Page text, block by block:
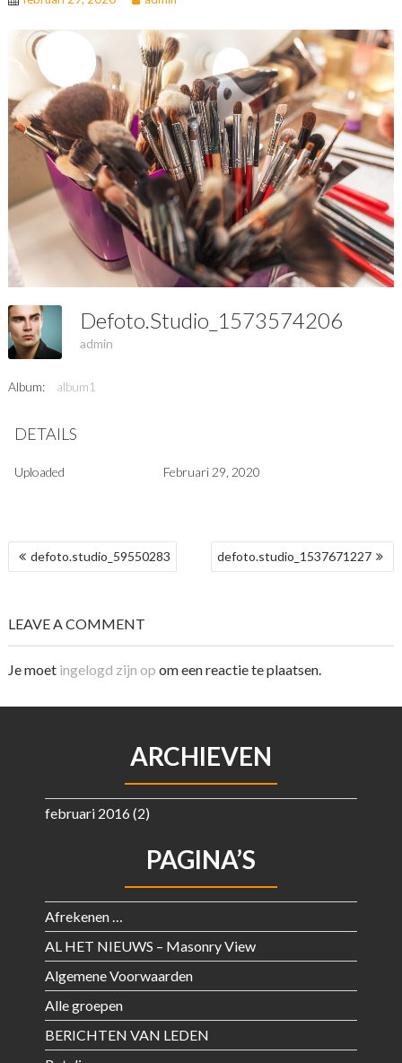
Defoto.studio_1573574206
admin
Album: album1
DETAILS
Uploaded Februari 29, 2020
BERICHT
NAVIGATIE
defoto.studio_59550283 defoto.studio_1537671227
LEAVE A COMMENT
Je moet ingelogd zijn op om een reactie te plaatsen.
ARCHIEVEN
februari 2016 (2)
PAGINA’S
Afrekenen …
AL HET NIEUWS – Masonry View
Algemene Voorwaarden
Alle groepen
BERICHTEN VAN LEDEN